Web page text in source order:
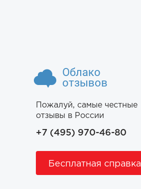
Облако
отзывов
Пожалуй, самые честные
отзывы в России
+7 (495) 970-46-80
Бесплатная справка